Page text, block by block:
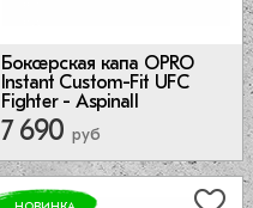
Боксерская капа OPRO
Instant Custom-Fit UFC
Fighter - Aspinall
7 690 руб